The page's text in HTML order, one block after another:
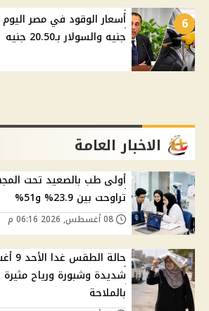
6
جنيه والسولار بـ20.50 جنيه
الاخبار العامة
أولى طب بالصعيد تحت
تراوحت بين 23.9% و51%
شديدة وشبورة ورياح مثيرة
بالملاحة